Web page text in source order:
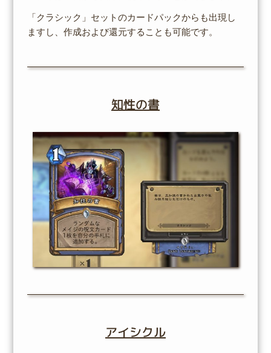
「クラシック」セットのカードパックからも出現し
ますし、作成および還元することも可能です。
知性の書
アイシクル